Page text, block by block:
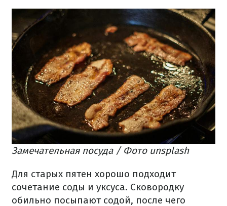
Замечательная посуда / Фото unsplash
Для старых пятен хорошо подходит
сочетание соды и уксуса. Сковородку
обильно посыпают содой, после чего